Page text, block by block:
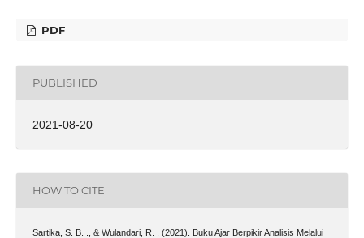
PDF
PUBLISHED
2021-08-20
HOW TO CITE
Sartika, S. B. ., & Wulandari, R. . (2021). Buku Ajar Berpikir Analisis Melalui